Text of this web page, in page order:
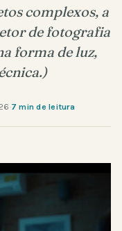
complexos, a
de fotografia
forma de luz,
·7 min de leitura